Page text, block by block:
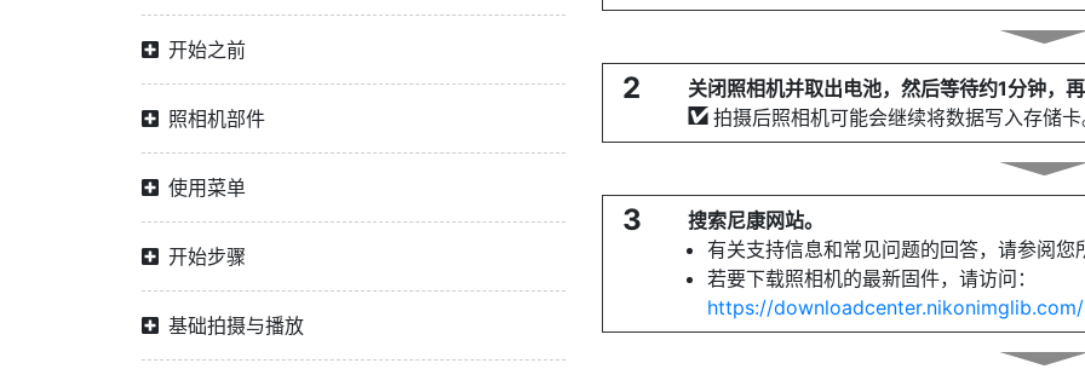
开始之前
照相机部件
使用菜单
开始步骤
基础拍摄与播放
2
关闭照相机并取出电池，然后等待约1分钟，
拍摄后照相机可能会继续将数据写入存储
3
搜索尼康网站。
有关支持信息和常见问题的回答，请参阅您
若要下载照相机的最新固件，请访问：
https://downloadcenter.nikonimglib.com/